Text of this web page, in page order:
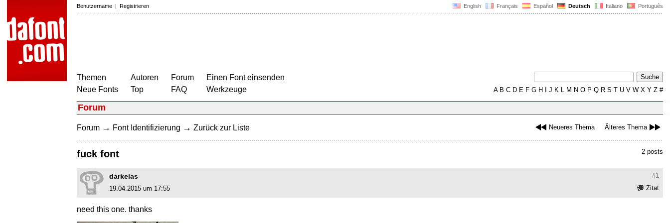
English Français Español Deutsch Italiano Português
Benutzername | Registrieren
Themen
Neue Fonts
Autoren
Top
Forum
FAQ
Einen Font einsenden
Werkzeuge
AB C D E F G H J K L M N O P Q R S T U V W X Y Z #
Forum
Neueres Thema Älteres Thema
Forum → Font Identifizierung → Zurück zur Liste
2 posts
fuck font
#1
darkelas
Zitat
19.04.2015 um 17:55
need this one. thanks